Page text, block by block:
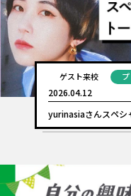
ゲスト来校
2026.04.12
yurinasiaさんスペシ